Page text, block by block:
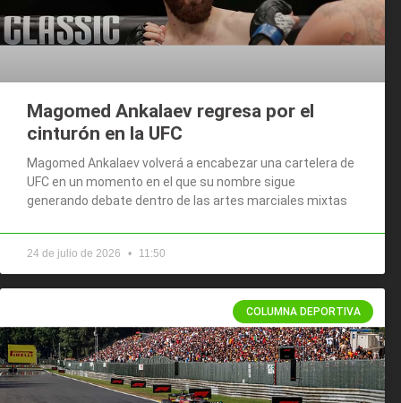
Magomed Ankalaev regresa por el
cinturón en la UFC
Magomed Ankalaev volverá a encabezar una cartelera de
UFC en un momento en el que su nombre sigue
generando debate dentro de las artes marciales mixtas
24 de julio de 2026 11:50
COLUMNA DEPORTIVA